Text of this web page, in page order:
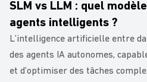
SLM vs LLM : quel
agents intelligents ?
L’intelligence artificielle entre
des agents IA autonomes,
et d’optimiser des tâches